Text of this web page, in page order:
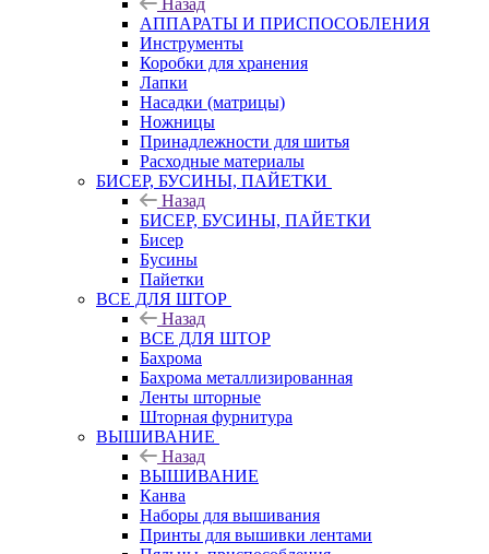
Назад
АППАРАТЫ И ПРИСПОСОБЛЕНИЯ
Инструменты
Коробки для хранения
Лапки
Насадки (матрицы)
Ножницы
Принадлежности для шитья
Расходные материалы
БИСЕР, БУСИНЫ, ПАЙЕТКИ
Назад
БИСЕР, БУСИНЫ, ПАЙЕТКИ
Бисер
Бусины
Пайетки
ВСЕ ДЛЯ ШТОР
Назад
ВСЕ ДЛЯ ШТОР
Бахрома
Бахрома металлизированная
Ленты шторные
Шторная фурнитура
ВЫШИВАНИЕ
Назад
ВЫШИВАНИЕ
Канва
Наборы для вышивания
Принты для вышивки лентами